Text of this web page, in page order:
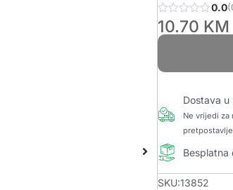
0.0
10.70 KM
Dostava
Ne vrijedi
Besplatna
SKU:13852